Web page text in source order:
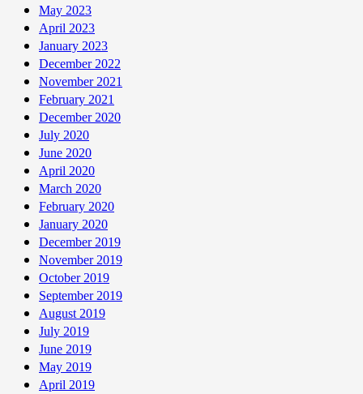
May 2023
April 2023
January 2023
December 2022
November 2021
February 2021
December 2020
July 2020
June 2020
April 2020
March 2020
February 2020
January 2020
December 2019
November 2019
October 2019
September 2019
August 2019
July 2019
June 2019
May 2019
April 2019